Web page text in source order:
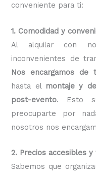
conveniente para ti:
1. Comodidad y
Al alquilar con
inconvenientes de
Nos encargamos de
hasta el montaje y
post-evento. Esto
preocuparte por
nosotros nos
2. Precios accesibles
Sabemos que